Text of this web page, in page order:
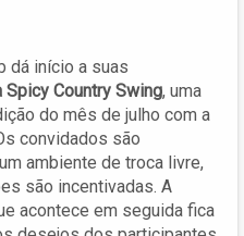
dá início a suas
Spicy Country Swing, uma
do mês de julho com a
convidados são
ambiente de troca livre,
são incentivadas. A
acontece em seguida fica